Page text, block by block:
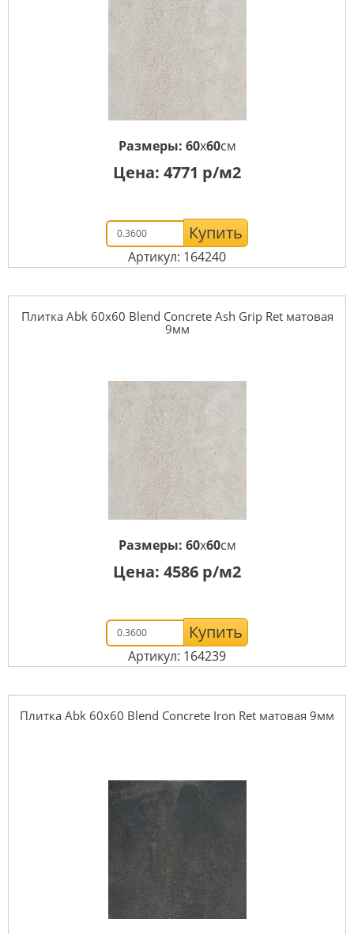
Размеры: 60x60см
Цена: 4771 р/м2
Купить
Артикул: 164240
Плитка Abk 60x60 Blend Concrete Ash Grip Ret матовая
9мм
Размеры: 60x60см
Цена: 4586 р/м2
Купить
Артикул: 164239
Плитка Abk 60x60 Blend Concrete Iron Ret матовая 9мм